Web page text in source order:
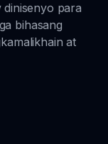
para
bihasang
at